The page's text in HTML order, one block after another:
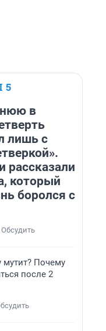
5
в
лишь с
рассказали
который
боролся с
Обсудить
мутит? Почему
после 2